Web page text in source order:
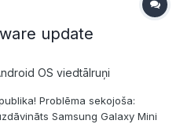
update
OS viedtālruņi
Problēma sekojoša:
Samsung Galaxy Mini